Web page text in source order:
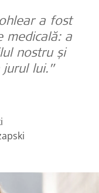
a fost
medicală: a
nostru și
lui.”